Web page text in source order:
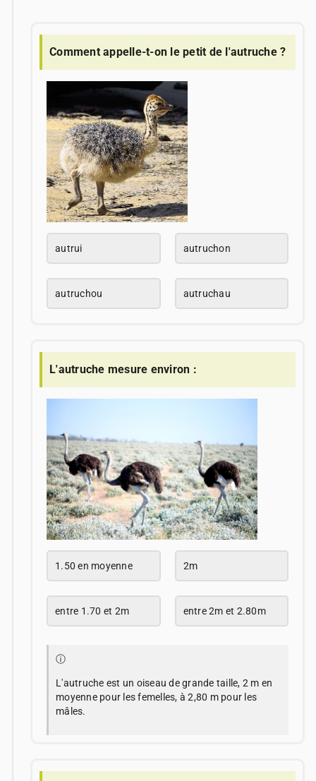
Comment appelle-t-on le petit de l'autruche ?
autrui autruchon
autruchou autruchau
L'autruche mesure environ :
1.50 en moyenne 2m
entre 1.70 et 2m entre 2m et 2.80m
ⓘ
L'autruche est un oiseau de grande taille, 2 m en
moyenne pour les femelles, à 2,80 m pour les
mâles.